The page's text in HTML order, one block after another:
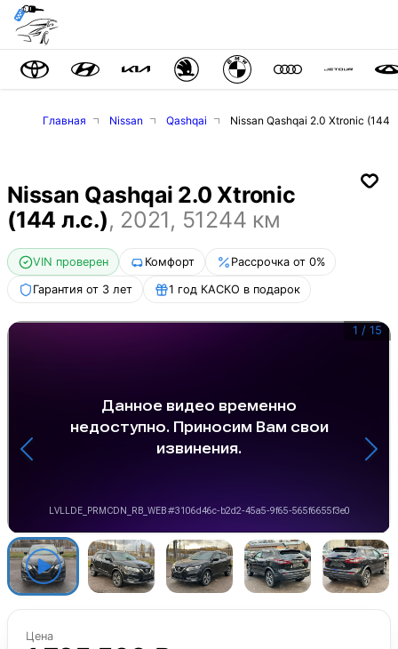
Главная Nissan Qashqai Nissan Qashqai 2.0 Xtronic (144
Nissan Qashqai 2.0 Xtronic
(144 л.с.), 2021, 51244 км
VIN проверен Комфорт Рассрочка от 0%
Гарантия от 3 лет 1 год КАСКО в подарок
1 / 15
Цена